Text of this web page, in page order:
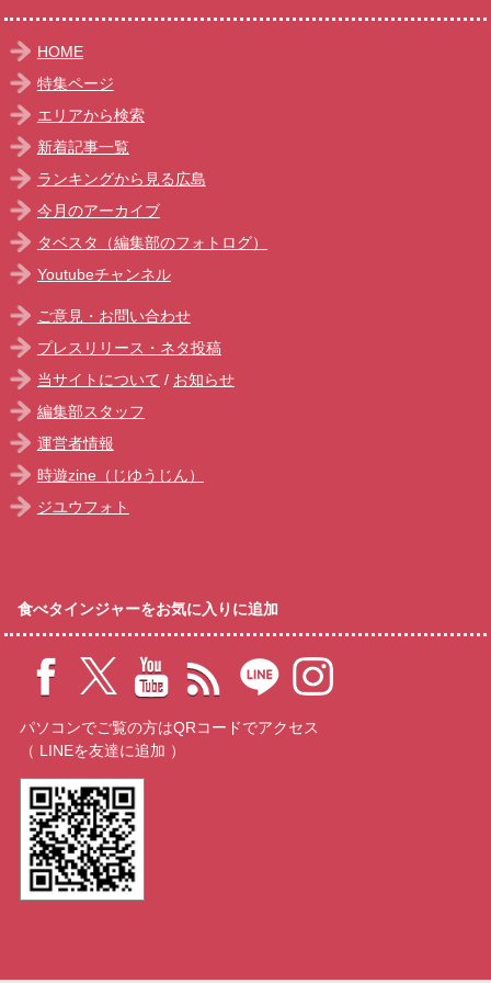
HOME
特集ページ
エリアから検索
新着記事一覧
ランキングから見る広島
今月のアーカイブ
タベスタ（編集部のフォトログ）
Youtubeチャンネル
ご意見・お問い合わせ
プレスリリース・ネタ投稿
当サイトについて / お知らせ
編集部スタッフ
運営者情報
時遊zine（じゆうじん）
ジユウフォト
食べタインジャーをお気に入りに追加
パソコンでご覧の方はQRコードでアクセス
（ LINEを友達に追加 ）